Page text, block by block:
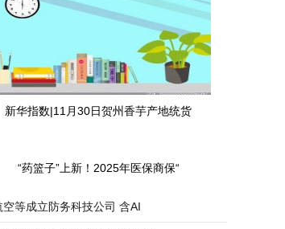
新华指数|11月30日贺州香芋产地统货
“药篮子”上新！2025年医保商保“
空等成立防务科技公司 含AI